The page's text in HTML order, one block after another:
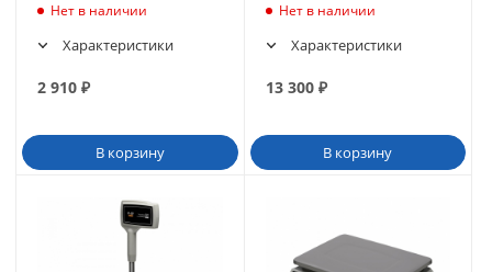
Нет в наличии
Характеристики
2 910 ₽
В корзину
Нет в наличии
Характеристики
13 300₽
В корзину